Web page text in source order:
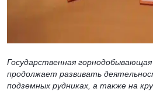
Государственная
продолжает развивать
подземных рудниках, а также на